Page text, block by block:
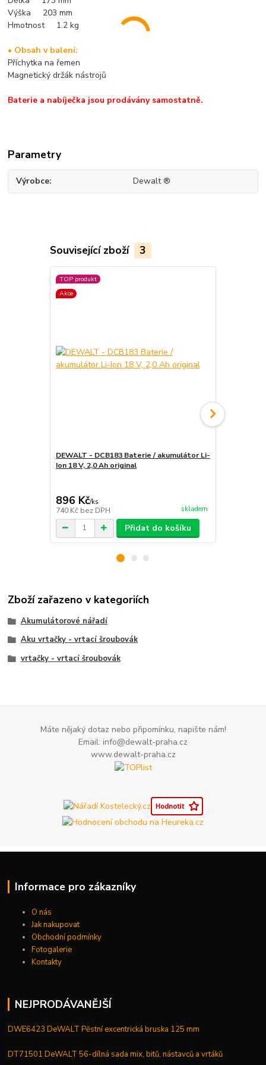
Výška 203 mm
Hmotnost 1.2 kg
• Obsah v balení:
Příchytka na řemen
Magnetický držák nástrojů
Baterie a nabíječka jsou prodávány samostatně.
Parametry
Výrobce Dewalt ®
Související zboží 3
TOP produkt
Akce
DEWALT - DCB183 Baterie / akumulátor Li-
Ion 18 V, 2,0 Ah original
896 Kč/ks
740 Kč bez DPH skladem
Přidat do košíku
Zboží zařazeno v kategoriích
Akumulátorové nářadí
Aku vrtačky - vrtací šroubovák
vrtačky - vrtací šroubovák
Máte nějaký dotaz nebo připomínku, napište nám!
Email: info@dewalt-praha.cz
www.dewalt-praha.cz
Informace pro zákazníky
O nás
Jak nakupovat
Obchodní podmínky
Fotogalerie
Kontakty
NEJPRODÁVANĚJŠÍ
DWE6423 DeWALT Pěstní excentrická bruska 125 mm
DT71501 DeWALT 56-dílná sada mix, bitů, nástavců a vrtáků